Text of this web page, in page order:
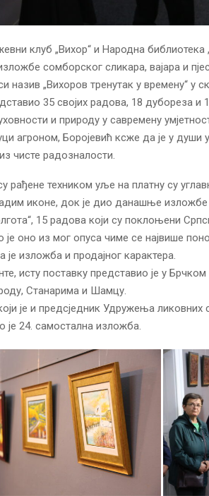
клуб „Вихор“ и Народна
сомборског сликара, вајара и
назив „Вихоров тренутак у времену“ у
35 својих радова, 18 дубореза и
и природу у савремену
агроном, Боројевић ксже да је у души
чисте радозналости.
рађене техником уље на платну су
иконе, док је дио данашње изложбе
15 радова који су поклоњени
оно из мог опуса чиме се највише
је изложба и продајног карактера.
исту поставку представио је у
Станарима и Шамцу.
је и предсједник Удружења ликовних
је 24. самостална изложба.